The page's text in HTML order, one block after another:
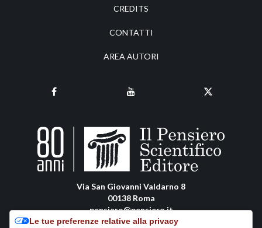
CREDITS
CONTATTI
AREA AUTORI
Via San Giovanni Valdarno 8
00138 Roma
pensiero@pensiero.it
amministrazione@pec.pensiero.com
Le tue preferenze relative alla privacy